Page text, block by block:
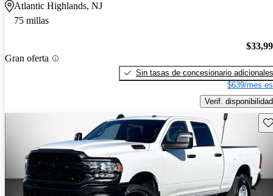
Atlantic Highlands, NJ
75 millas
Gran oferta
Sin tasas de concesionario adicionales
$639/mes
Verif. disponibilidad